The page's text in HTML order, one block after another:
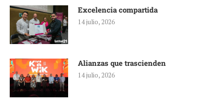
Excelencia compartida
14 julio, 2026
Alianzas que trascienden
14 julio, 2026